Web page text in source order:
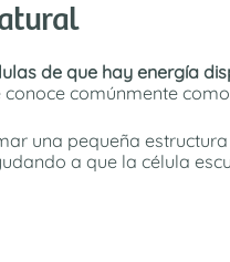
de que hay energía
comúnmente
una pequeña
a que la célula